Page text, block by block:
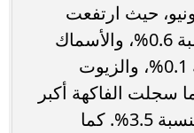
حيث ارتفعت
أسعار الحبوب والخبز بنسبة 0.6%، والأسماك
والمأكولات البحرية بنسبة 0.1%، والزيوت
0.5%، بينما سجلت الفاكهة أكبر
زيادة بين السلع الغذائية بنسبة 3.5%. كما